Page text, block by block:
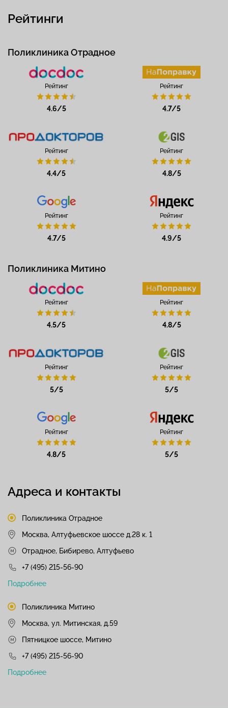
Рейтинги
Поликлиника Отрадное
Рейтинг
4.6/5
Рейтинг
4.7/5
Рейтинг
4.4/5
Рейтинг
4.8/5
Рейтинг
4.7/5
Рейтинг
4.9/5
Поликлиника Митино
Рейтинг
4.5/5
Рейтинг
4.8/5
Рейтинг
5/5
Рейтинг
5/5
Рейтинг
4.8/5
Рейтинг
5/5
Адреса и контакты
Поликлиника Отрадное
Москва, Алтуфьевское шоссе д.28 к. 1
Отрадное, Бибирево, Алтуфьево
+7 (495) 215-56-90
Подробнее
Поликлиника Митино
Москва, ул. Митинская, д.59
Пятницкое шоссе, Митино
+7 (495) 215-56-90
Подробнее